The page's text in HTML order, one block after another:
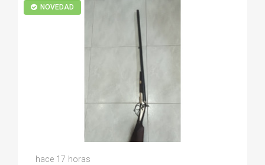
NOVEDAD
Antonio Javier A.
hace 17 horas